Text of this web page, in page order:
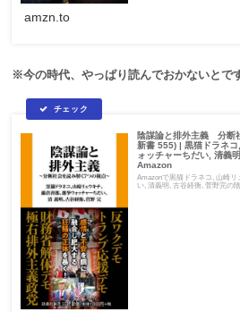
amzn.to
※今の時代、やっぱり読んでおかないとで
陰謀論と排外主義 分断
新書 555) | 黒猫ドラネ
ォッチャーちだい, 清義
Amazon
Amazonで黒猫ドラネコ, 山崎
い, 清義明, 古谷経衡, 菅野完の陰